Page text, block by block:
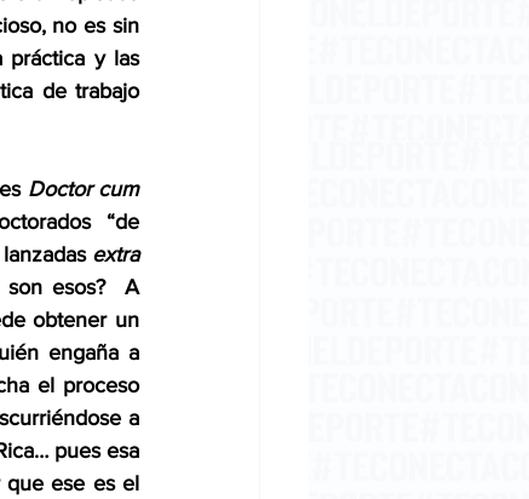
no es sin
práctica y las
de trabajo
Doctor cum
“de
extra
esos?  A
obtener un
engaña a
el proceso
a
pues esa
que ese es el